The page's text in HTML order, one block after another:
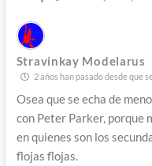
Stravinkay Modelarus
2 años han pasado desde que
Osea que se echa de
con Peter Parker, porque
en quienes son los
flojas flojas.